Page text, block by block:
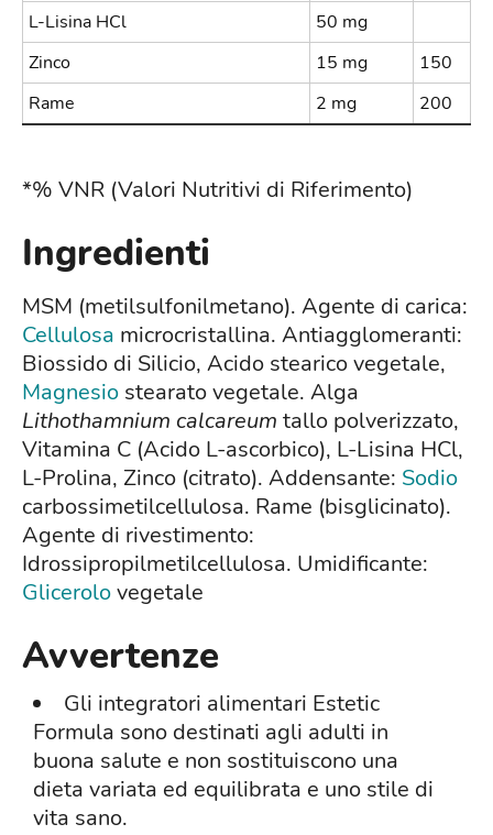
L-Lisina HCl
50 mg
Zinco
15 mg
150
Rame
2 mg 200
*% VNR (Valori Nutritivi di Riferimento)
Ingredienti
MSM (metilsulfonilmetano). Agente di carica:
Cellulosa microcristallina. Antiagglomeranti:
Biossido di Silicio, Acido stearico vegetale,
Magnesio stearato vegetale. Alga
Lithothamnium calcareum tallo polverizzato,
Vitamina C (Acido L-ascorbico), L-Lisina HCl,
L-Prolina, Zinco (citrato). Addensante: Sodio
carbossimetilcellulosa. Rame (bisglicinato).
Agente di rivestimento:
Idrossipropilmetilcellulosa. Umidificante:
Glicerolovegetale
Avvertenze
Gli integratori alimentari Estetic
Formula sono destinati agli adulti in
buona salute e non sostituiscono una
dieta variata ed equilibrata e uno stile di
vita sano.